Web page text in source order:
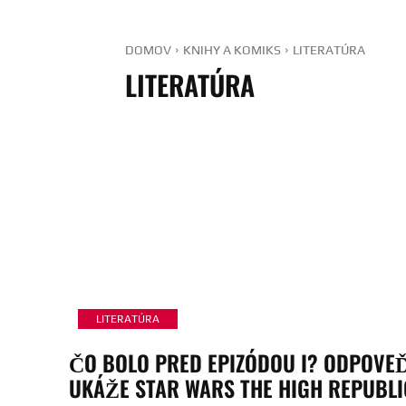
DOMOV KNIHY A KOMIKS LITERATÚRA
LITERATÚRA
LITERATÚRA
ČO BOLO PRED EPIZÓDOU I?
UKÁŽE STAR WARS THE HIGH